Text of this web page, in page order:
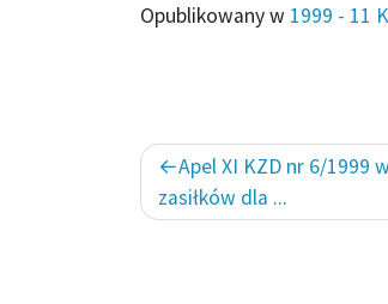
Opublikowany w 1999 - 11
Nawigacja
wpisu
Apel XI KZD nr 6/1999
zasiłków dla ...